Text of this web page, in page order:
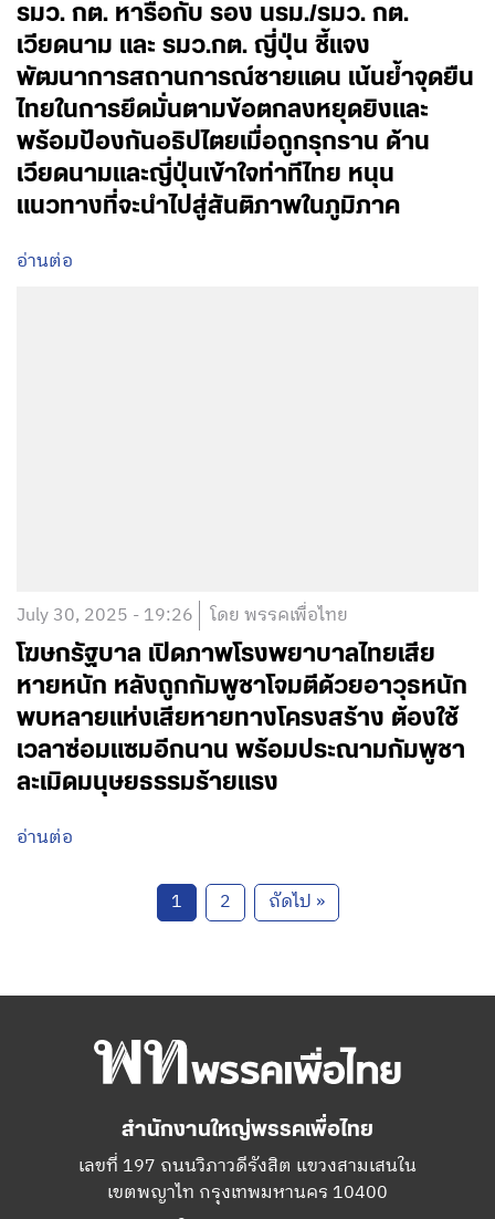
รมว. กต. หารือกับ รอง นรม./รมว. กต.
เวียดนาม และ รมว.กต. ญี่ปุ่น ชี้แจง
พัฒนาการสถานการณ์ชายแดน เน้นย้ำจุดยืน
ไทยในการยึดมั่นตามข้อตกลงหยุดยิงและ
พร้อมป้องกันอธิปไตยเมื่อถูกรุกราน ด้าน
เวียดนามและญี่ปุ่นเข้าใจท่าทีไทย หนุน
แนวทางที่จะนำไปสู่สันติภาพในภูมิภาค
อ่านต่อ
July 30, 2025 - 19:26 โดย พรรคเพื่อไทย
โฆษกรัฐบาล เปิดภาพโรงพยาบาลไทยเสีย
หายหนัก หลังถูกกัมพูชาโจมตีด้วยอาวุธหนัก
พบหลายแห่งเสียหายทางโครงสร้าง ต้องใช้
เวลาซ่อมแซมอีกนาน พร้อมประณามกัมพูชา
ละเมิดมนุษยธรรมร้ายแรง
อ่านต่อ
1 2 ถัดไป »
สำนักงานใหญ่พรรคเพื่อไทย
เลขที่ 197 ถนนวิภาวดีรังสิต แขวงสามเสนใน
เขตพญาไท กรุงเทพมหานคร 10400